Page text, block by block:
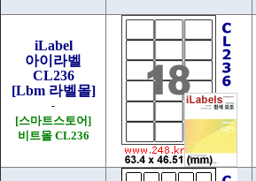
iLabel
아이라벨
CL236
[Lbm 라벨몰]
-
[스마트스토어]
비트몰 CL236